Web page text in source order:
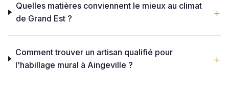
Quelles matières conviennent le mieux au climat
de Grand Est ?
Comment trouver un artisan qualifié pour
l'habillage mural à Aingeville ?